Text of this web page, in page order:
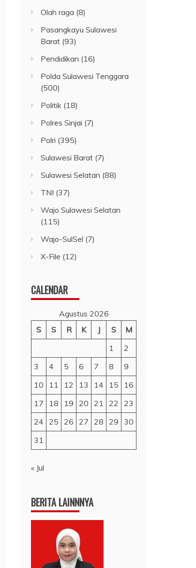
Olah raga (8)
Pasangkayu Sulawesi
Barat (93)
Pendidikan (16)
Polda Sulawesi Tenggara
(500)
Politik (18)
Polres Sinjai (7)
Polri (395)
Sulawesi Barat (7)
Sulawesi Selatan (88)
TNI (37)
Wajo Sulawesi Selatan
(115)
Wajo-SulSel (7)
X-File (12)
CALENDAR
Agustus 2026
S
S R K J S
M
1
2
3
4 5 6 7 8
9
10
11 12 13 14 15
16
17
18 19 20 21 22
23
24
25 26 27 28 29
30
31
« Jul
BERITA LAINNNYA